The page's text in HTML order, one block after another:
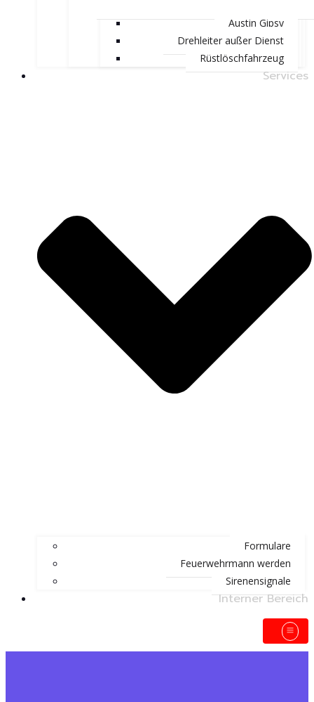
Austin Gipsy
Drehleiter außer Dienst
Rüstlöschfahrzeug
Services
Formulare
Feuerwehrmann werden
Sirenensignale
Interner Bereich